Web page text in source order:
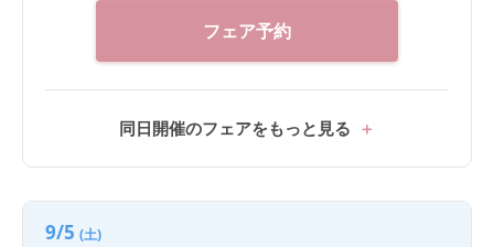
フェア予約
同日開催のフェアをもっと見る
9/5 (土)